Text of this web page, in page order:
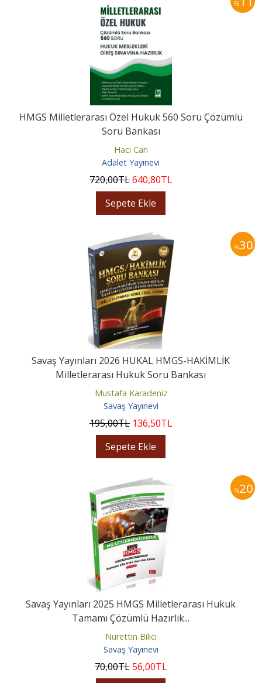
%
HMGS Milletlerarası Özel Hukuk 560 Soru Çözümlü
Soru Bankası
Hacı Can
Adalet Yayınevi
720,00TL640,80TL
Sepete Ekle
%30
Savaş Yayınları 2026 HUKAL HMGS-HAKİMLİK
Milletlerarası Hukuk Soru Bankası
Mustafa Karadeniz
Savaş Yayınevi
195,00TL 136,50TL
Sepete Ekle
%20
Savaş Yayınları 2025 HMGS Milletlerarası Hukuk
Tamamı Çözümlü Hazırlık...
Nurettin Bilici
Savaş Yayınevi
70,00TL56,00TL